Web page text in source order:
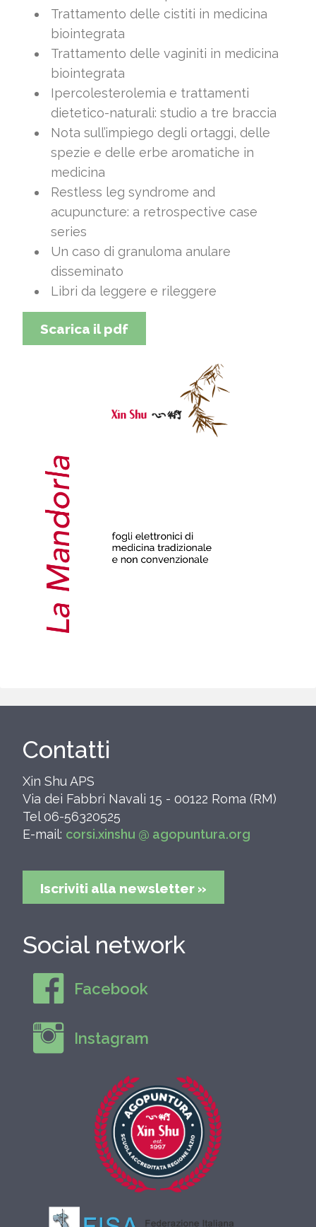
Trattamento delle cistiti in medicina
biointegrata
Trattamento delle vaginiti in medicina
biointegrata
Ipercolesterolemia e trattamenti
dietetico-naturali: studio a tre braccia
Nota sull’impiego degli ortaggi, delle
spezie e delle erbe aromatiche in
medicina
Restless leg syndrome and
acupuncture: a retrospective case
series
Un caso di granuloma anulare
disseminato
Libri da leggere e rileggere
Scarica il pdf
Contatti
Xin Shu APS
Via dei Fabbri Navali 15 - 00122 Roma (RM)
Tel 06-56320525
E-mail: corsi.xinshu @ agopuntura.org
Iscriviti alla newsletter »
Social network
Facebook
Instagram